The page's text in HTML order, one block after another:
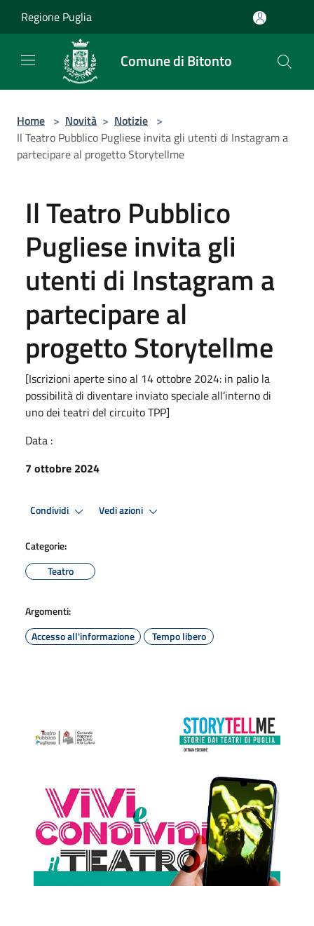
Regione Puglia
Comune di Bitonto
Home > Novità > Notizie >
Il Teatro Pubblico Pugliese invita gli utenti di Instagram a
partecipare al progetto Storytellme
Il Teatro Pubblico
Pugliese invita gli
utenti di Instagram a
partecipare al
progetto Storytellme
[Iscrizioni aperte sino al 14 ottobre 2024: in palio la
possibilità di diventare inviato speciale all’interno di
uno dei teatri del circuito TPP]
Data :
7 ottobre 2024
Condividi Vedi azioni
Categorie:
Teatro
Argomenti:
Accesso all'informazione
Tempo libero